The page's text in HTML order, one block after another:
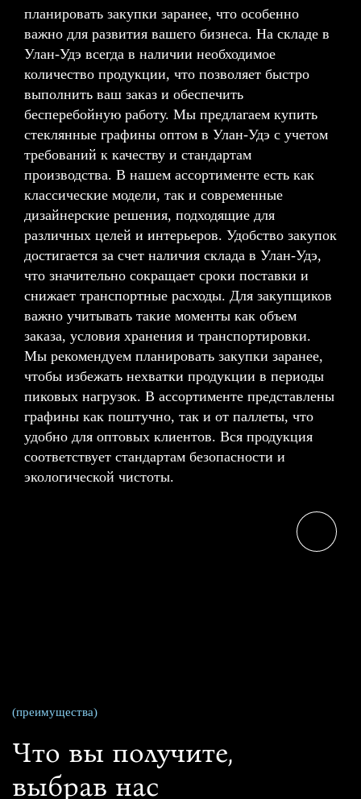
планировать закупки заранее, что особенно
важно для развития вашего бизнеса. На складе в
Улан-Удэ всегда в наличии необходимое
количество продукции, что позволяет быстро
выполнить ваш заказ и обеспечить
бесперебойную работу. Мы предлагаем купить
стеклянные графины оптом в Улан-Удэ с учетом
требований к качеству и стандартам
производства. В нашем ассортименте есть как
классические модели, так и современные
дизайнерские решения, подходящие для
различных целей и интерьеров. Удобство закупок
достигается за счет наличия склада в Улан-Удэ,
что значительно сокращает сроки поставки и
снижает транспортные расходы. Для закупщиков
важно учитывать такие моменты как объем
заказа, условия хранения и транспортировки.
Мы рекомендуем планировать закупки заранее,
чтобы избежать нехватки продукции в периоды
пиковых нагрузок. В ассортименте представлены
графины как поштучно, так и от паллеты, что
удобно для оптовых клиентов. Вся продукция
соответствует стандартам безопасности и
экологической чистоты.
(преимущества)
Что вы получите,
выбрав нас